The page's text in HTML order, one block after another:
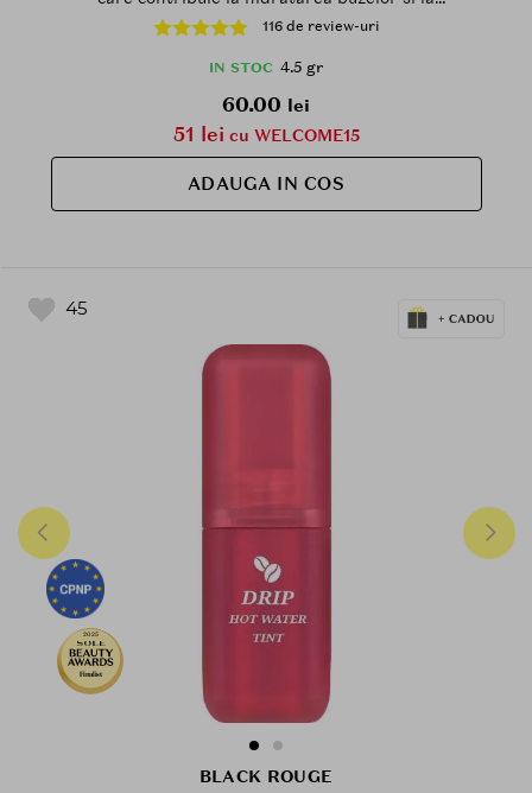
mentinerea culorii pe parcursul zilei - 4,5 gr - LV6
Honey Roasting
116 de review-uri
IN STOC 4.5 gr
60.00 lei
51 lei cu WELCOME15
ADAUGA IN COS
45
2025
Finalist
BLACK ROUGE